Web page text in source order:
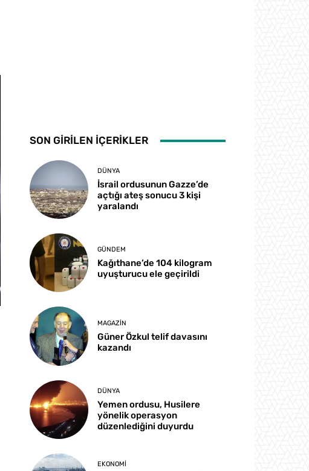
SON GİRİLEN İÇERİKLER
DÜNYA
İsrail ordusunun Gazze’de
açtığı ateş sonucu 3 kişi
yaralandı
GÜNDEM
Kağıthane’de 104 kilogram
uyuşturucu ele geçirildi
MAGAZIN
Güner Özkul telif davasını
kazandı
DÜNYA
Yemen ordusu, Husilere
yönelik operasyon
düzenlediğini duyurdu
EKONOMI